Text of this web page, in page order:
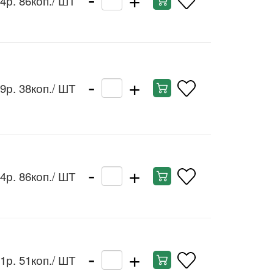
38коп./ ШТ - +
86коп./ ШТ - +
51коп./ ШТ - +